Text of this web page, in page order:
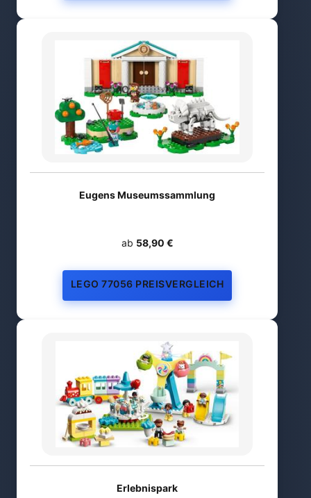
Eugens Museumssammlung
ab 58,90 €
LEGO 77056 PREISVERGLEICH
Erlebnispark